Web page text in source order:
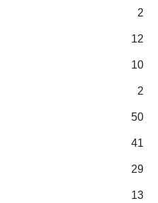
2
12
10
2
50
41
29
13